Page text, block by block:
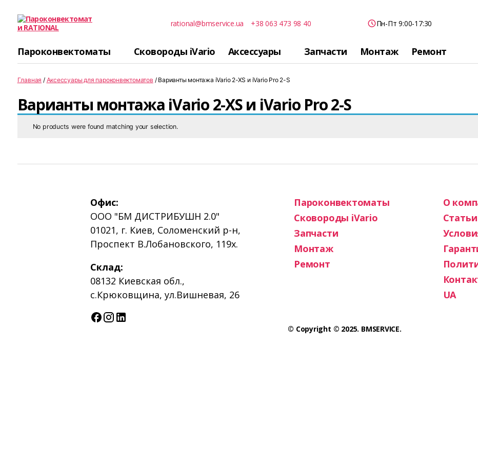
rational@bmservice.ua +38 063 473 98 40 Пн-Пт 9:00-17:30
Пароконвектоматы Сковороды iVario Аксессуары Запчасти Монтаж Ремонт
Главная / Аксессуары для пароконвектоматов / Варианты монтажа iVario 2-XS и iVario Pro 2-S
Варианты монтажа iVario 2-XS и iVario Pro 2-S
No products were found matching your selection.
Офис:
ООО "БМ ДИСТРИБУШН 2.0"
01021, г. Киев, Соломенский р-н,
Проспект В.Лобановского, 119х.
Склад:
08132 Киевская обл.,
с.Крюковщина, ул.Вишневая, 26
Пароконвектоматы
Сковороды iVario
Запчасти
Монтаж
Ремонт
О
UA
© Copyright © 2025. BMSERVICE.